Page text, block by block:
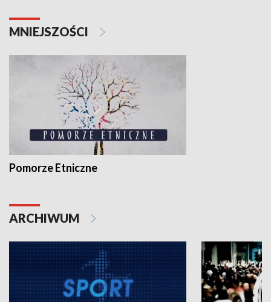
MNIEJSZOŚCI
Pomorze Etniczne
ARCHIWUM